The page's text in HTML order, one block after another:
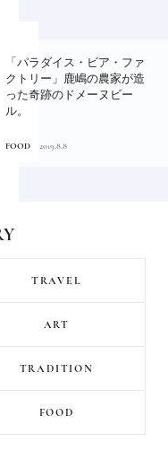
「パラダイス・ビア・ファ
クトリー」鹿嶋の農家が造
った奇跡のドメーヌビー
ル。
FOOD 2019.8.8
TRAVEL
ART
TRADITION
FOOD